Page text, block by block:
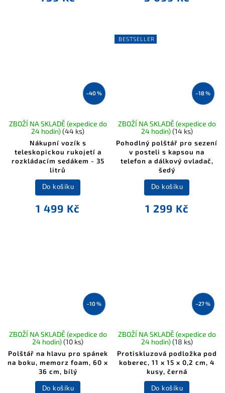
–40 %
Nákupní vozík s
teleskopickou rukojetí a
rozkládacím sedákem - 35
litrů
ZBOŽÍ NA SKLADĚ (expedice do
24 hodin)(44 ks)
1 499 Kč
Do košíku
BESTSELLER
–18 %
Pohodlný polštář pro sezení
v posteli s kapsou na
telefon a dálkový ovladač,
šedý
ZBOŽÍ NA SKLADĚ (expedice do
24 hodin)(14 ks)
1 299 Kč
Do košíku
–10 %
Polštář na hlavu pro spánek
na boku, memorz foam, 60 x
36 cm, bílý
ZBOŽÍ NA SKLADĚ (expedice do
24 hodin)(10 ks)
Do košíku
–27 %
Protiskluzová podložka pod
koberec, 11 x 15 x 0,2 cm, 4
kusy, černá
ZBOŽÍ NA SKLADĚ (expedice do
24 hodin)(18 ks)
Do košíku